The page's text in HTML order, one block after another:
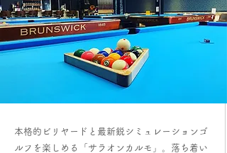
​本格的ビリヤードと最新鋭シミュレーションゴ
ルフを楽しめる「サラオンカルモ」。落ち着い